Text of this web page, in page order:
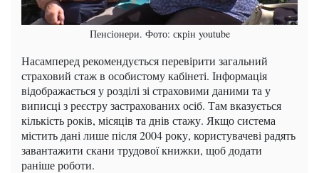
Пенсіонери. Фото: скрін youtube
Насамперед рекомендується перевірити загальний
страховий стаж в особистому кабінеті. Інформація
відображається у розділі зі страховими даними та у
виписці з реєстру застрахованих осіб. Там вказується
кількість років, місяців та днів стажу. Якщо система
містить дані лише після 2004 року, користувачеві радять
завантажити скани трудової книжки, щоб додати
раніше роботи.